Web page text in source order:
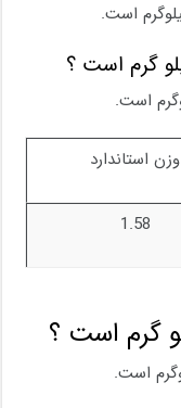
وزن استاندارد
1.58